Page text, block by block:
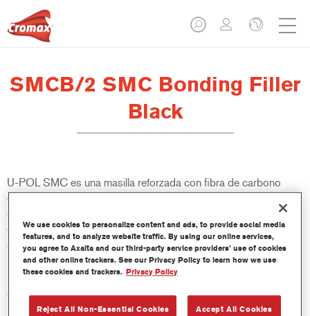
SMCB/2 SMC Bonding Filler
Black
U-POL SMC es una masilla reforzada con fibra de carbono
diseñada específicamente para la reparación rápida de grietas,
orificios y arañazos en SMC, fibra de vidrio, compuestos y
otros materiales rígidos. Ideal para la reparación de
automóviles, camiones, embarcaciones y contenedores
marítimos.
Características del producto
Alta adherencia en múltiples superficies
We use cookies to personalize content and ads, to provide social media
features, and to analyze website traffic. By using our online services,
you agree to Axalta and our third-party service providers’ use of cookies
and other online trackers. See our Privacy Policy to learn how we use
these cookies and trackers. Privacy Policy
Reject All Non-Essential Cookies Accept All Cookies